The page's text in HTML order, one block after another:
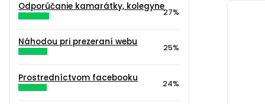
Odporúčanie kamarátky, kolegyne
27%
Náhodou pri prezeraní webu
25%
Prostredníctvom facebooku
24%